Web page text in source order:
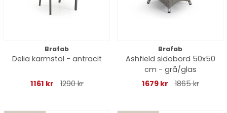
Brafab
Delia karmstol - antracit
1161 kr 1290 kr
Brafab
Ashfield sidobord 50x50
cm - grå/glas
1679 kr
1865 kr